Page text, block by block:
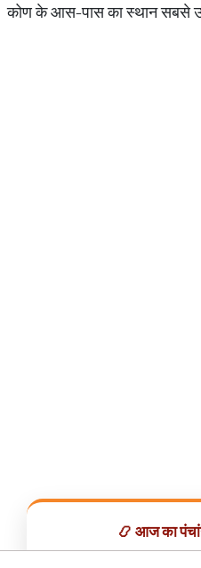
कोण के आस-पास का स्थान सबसे
📿 आज का